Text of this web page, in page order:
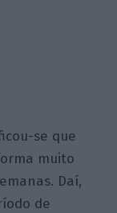
se que
muito
Daí,
de